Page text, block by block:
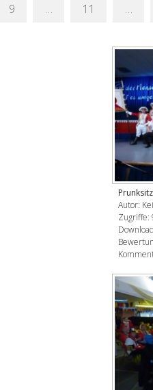
9 … 11 …
Autor:
Zugriffe: